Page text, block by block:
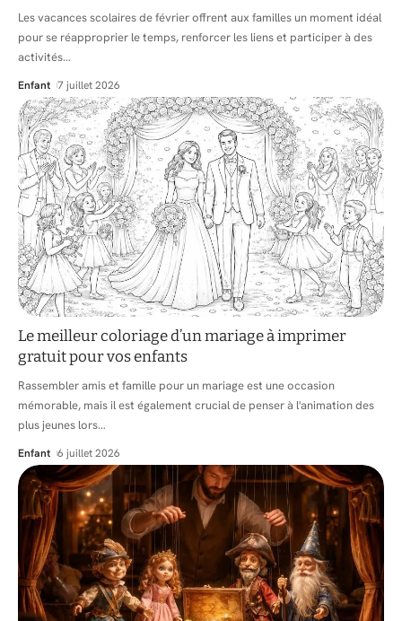
Les vacances scolaires de février offrent aux familles un moment idéal
pour se réapproprier le temps, renforcer les liens et participer à des
activités…
Enfant 7 juillet 2026
Le meilleur coloriage d’un mariage à imprimer
gratuit pour vos enfants
Rassembler amis et famille pour un mariage est une occasion
mémorable, mais il est également crucial de penser à l'animation des
plus jeunes lors…
Enfant 6 juillet 2026